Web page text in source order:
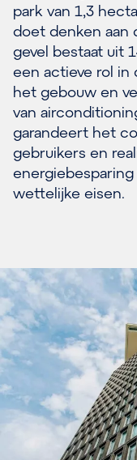
park van 1,3
doet denken aan
gevel bestaat uit
een actieve rol in
het gebouw en
van
garandeert het
gebruikers en
wettelijke eisen.